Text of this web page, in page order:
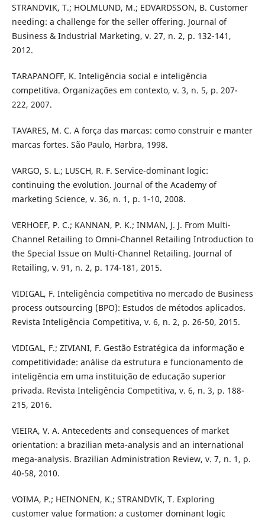
STRANDVIK, T.; HOLMLUND, M.; EDVARDSSON, B. Customer
needing: a challenge for the seller offering. Journal of
Business & Industrial Marketing, v. 27, n. 2, p. 132-141,
2012.
TARAPANOFF, K. Inteligência social e inteligência
competitiva. Organizações em contexto, v. 3, n. 5, p. 207-
222, 2007.
TAVARES, M. C. A força das marcas: como construir e manter
marcas fortes. São Paulo, Harbra, 1998.
VARGO, S. L.; LUSCH, R. F. Service-dominant logic:
continuing the evolution. Journal of the Academy of
marketing Science, v. 36, n. 1, p. 1-10, 2008.
VERHOEF, P. C.; KANNAN, P. K.; INMAN, J. J. From Multi-
Channel Retailing to Omni-Channel Retailing Introduction to
the Special Issue on Multi-Channel Retailing. Journal of
Retailing, v. 91, n. 2, p. 174-181, 2015.
VIDIGAL, F. Inteligência competitiva no mercado de Business
process outsourcing (BPO): Estudos de métodos aplicados.
Revista Inteligência Competitiva, v. 6, n. 2, p. 26-50, 2015.
VIDIGAL, F.; ZIVIANI, F. Gestão Estratégica da informação e
competitividade: análise da estrutura e funcionamento de
inteligência em uma instituição de educação superior
privada. Revista Inteligência Competitiva, v. 6, n. 3, p. 188-
215, 2016.
VIEIRA, V. A. Antecedents and consequences of market
orientation: a brazilian meta-analysis and an international
mega-analysis. Brazilian Administration Review, v. 7, n. 1, p.
40-58, 2010.
VOIMA, P.; HEINONEN, K.; STRANDVIK, T. Exploring
customer value formation: a customer dominant logic